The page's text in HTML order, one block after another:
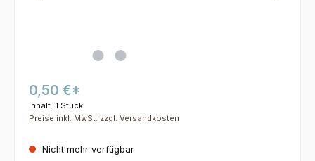
0,50 €*
Inhalt: 1 Stück
Preise inkl. MwSt. zzgl. Versandkosten
Nicht mehr verfügbar